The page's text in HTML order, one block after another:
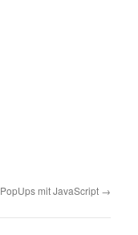
PopUps mit JavaScript →